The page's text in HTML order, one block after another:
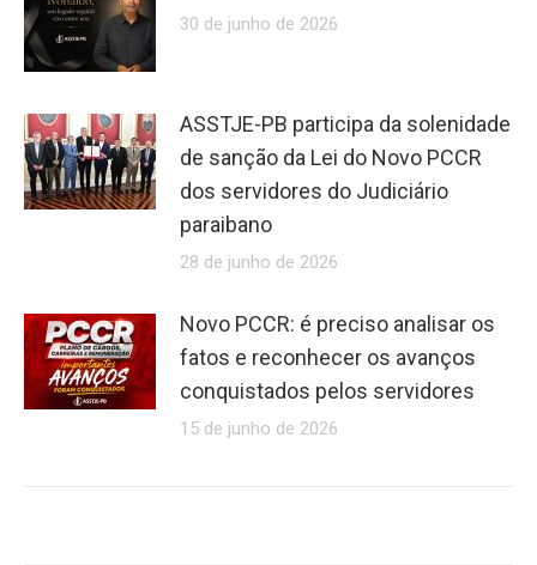
30 de junho de 2026
ASSTJE-PB participa da solenidade
de sanção da Lei do Novo PCCR
dos servidores do Judiciário
paraibano
28 de junho de 2026
Novo PCCR: é preciso analisar os
fatos e reconhecer os avanços
conquistados pelos servidores
15 de junho de 2026